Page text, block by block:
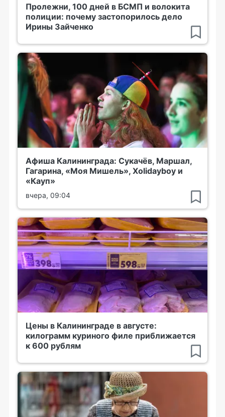
Пролежни, 100 дней в БСМП и волокита
полиции: почему застопорилось дело
Ирины Зайченко
Афиша Калининграда: Сукачёв, Маршал,
Гагарина, «Моя Мишель», Xolidayboy и
«Кауп»
вчера, 09:04
Цены в Калининграде в августе:
килограмм куриного филе приближается
к 600 рублям